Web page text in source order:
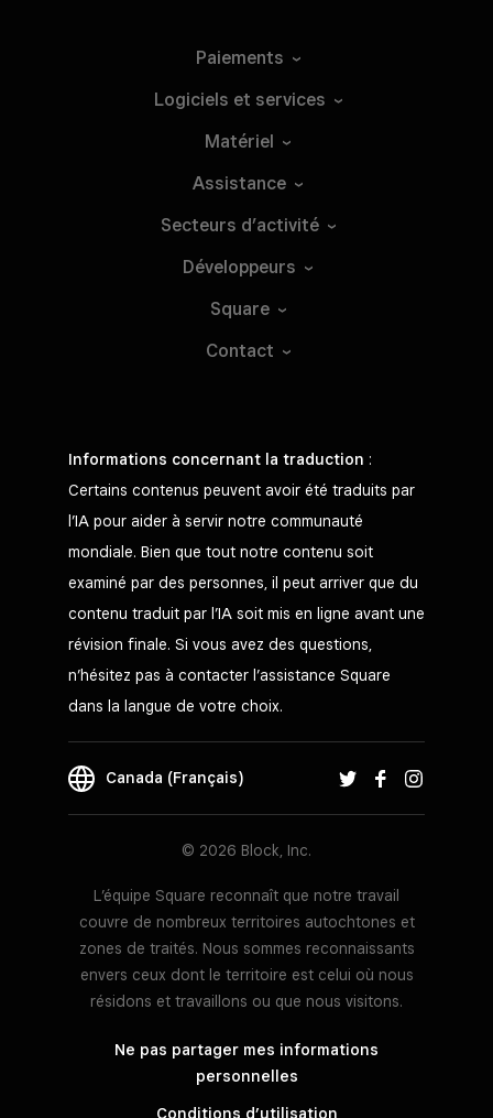
Paiements
Logiciels et services
Matériel
Assistance
Secteurs d’activité
Développeurs
Square
Contact
Informations concernant la traduction :
Certains contenus peuvent avoir été traduits par
l’IA pour aider à servir notre communauté
mondiale. Bien que tout notre contenu soit
examiné par des personnes, il peut arriver que du
contenu traduit par l’IA soit mis en ligne avant une
révision finale. Si vous avez des questions,
n’hésitez pas à contacter l’assistance Square
dans la langue de votre choix.
Canada (Français)
© 2026 Block, Inc.
L’équipe Square reconnaît que notre travail
couvre de nombreux territoires autochtones et
zones de traités. Nous sommes reconnaissants
envers ceux dont le territoire est celui où nous
résidons et travaillons ou que nous visitons.
Ne pas partager mes informations
personnelles
Conditions d’utilisation